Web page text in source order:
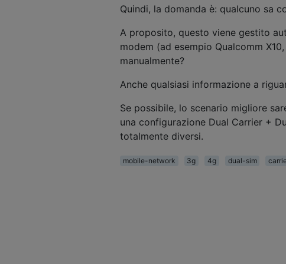
Quindi, la domanda è: qualcuno sa
A proposito, questo viene gestito
modem (ad esempio Qualcomm
manualmente?
Anche qualsiasi informazione a
Se possibile, lo scenario migliore
una configurazione Dual Carrier +
totalmente diversi.
mobile-network 3g 4g dual-sim